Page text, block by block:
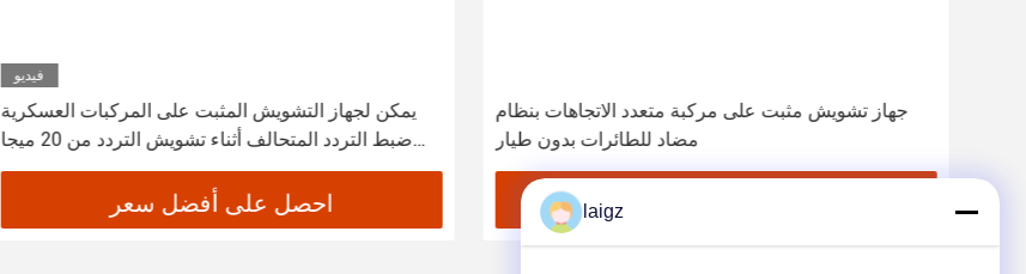
فيديو
يمكن لجهاز التشويش المثبت على المركبات العسكرية
ضبط التردد المتحالف أثناء تشويش التردد من 20 ميجا
هرتز إلى 6000 ميجا هرتز
احصل على أفضل سعر
جهاز تشويش مثبت على مركبة متعدد الاتجاهات بنظام
مضاد للطائرات بدون طيار
احصل على أفضل سعرlaigz